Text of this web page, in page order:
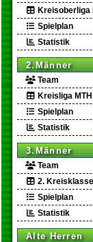
Kreisoberliga
Spielplan
Statistik
2.Männer
Team
Kreisliga
Spielplan
Statistik
3.Männer
Team
2. Kreisklasse
Spielplan
Statistik
Alte Herren